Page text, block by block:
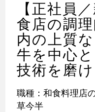
【正社員
食店の調
内の上質
牛を中心
技術を磨
職種：和食料理店
草今半